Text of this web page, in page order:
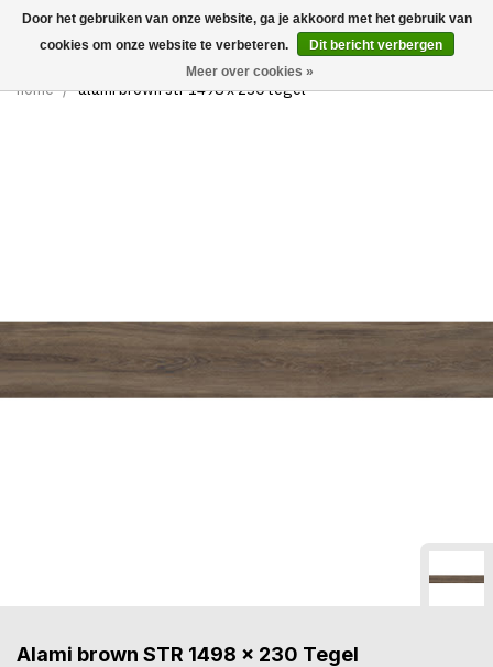
0
home / alami brown str 1498 x 230 tegel
Alami brown STR 1498 x 230 Tegel
Door het gebruiken van onze website, ga je akkoord met het gebruik van
cookies om onze website te verbeteren.
Dit bericht verbergen
Meer over cookies »